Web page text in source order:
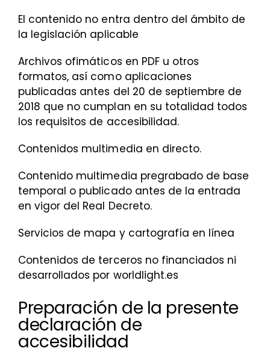
El contenido no entra dentro del ámbito de
la legislación aplicable
Archivos ofimáticos en PDF u otros
formatos, así como aplicaciones
publicadas antes del 20 de septiembre de
2018 que no cumplan en su totalidad todos
los requisitos de accesibilidad.
Contenidos multimedia en directo.
Contenido multimedia pregrabado de base
temporal o publicado antes de la entrada
en vigor del Real Decreto.
Servicios de mapa y cartografía en línea
Contenidos de terceros no financiados ni
desarrollados por worldlight.es
Preparación de la presente
declaración de
accesibilidad